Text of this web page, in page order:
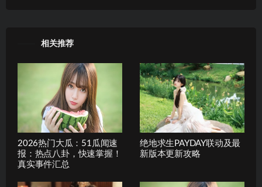
相关推荐
2026热门大瓜：51瓜闻速
报：热点八卦，快速掌握！
真实事件汇总
绝地求生PAYDAY联动及最
新版本更新攻略